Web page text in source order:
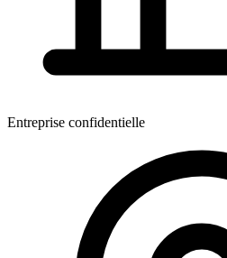
Entreprise confidentielle